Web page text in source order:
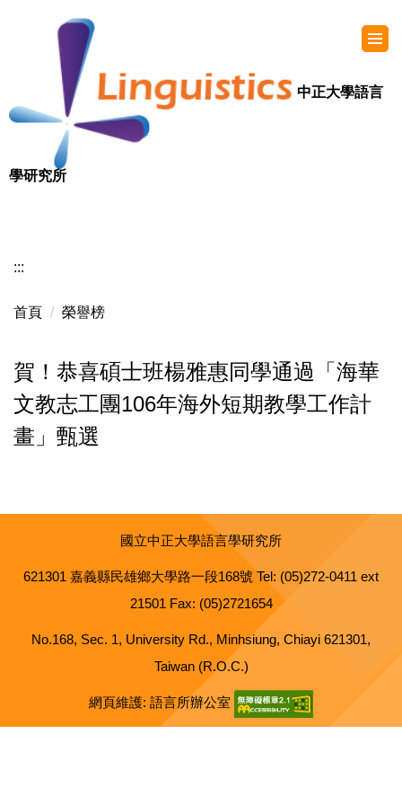
中正大學語言
學研究所
:::
首頁 榮譽榜
賀！恭喜碩士班楊雅惠同學通過「海華
文教志工團106年海外短期教學工作計
畫」甄選
國立中正大學語言學研究所
621301 嘉義縣民雄鄉大學路一段168號 Tel: (05)272-0411 ext
21501 Fax: (05)2721654
No.168, Sec. 1, University Rd., Minhsiung, Chiayi 621301,
Taiwan (R.O.C.)
網頁維護: 語言所辦公室